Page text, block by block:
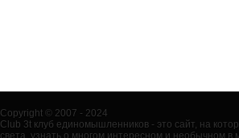
Copyright © 2007 - 2024
Club 3t клуб единомышленников - это сайт, на
света, узнать о многом интересном и необычном в